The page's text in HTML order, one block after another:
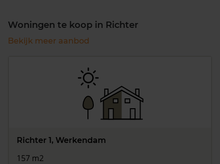
Woningen te koop in Richter
Bekijk meer aanbod
Richter 1, Werkendam
157 m2